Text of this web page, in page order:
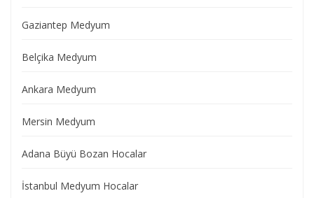
Gaziantep Medyum
Belçika Medyum
Ankara Medyum
Mersin Medyum
Adana Büyü Bozan Hocalar
İstanbul Medyum Hocalar